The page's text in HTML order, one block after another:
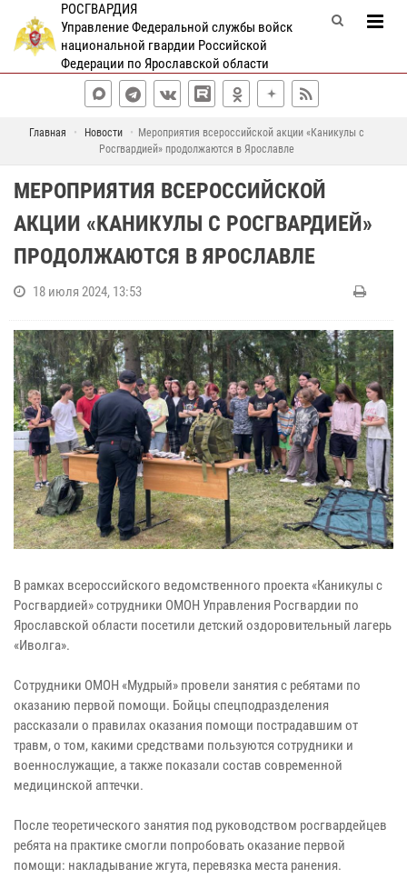
РОСГВАРДИЯ
Управление Федеральной службы войск
национальной гвардии Российской
Федерации по Ярославской области
Главная Новости
Мероприятия всероссийской акции «Каникулы с
Росгвардией» продолжаются в Ярославле
МЕРОПРИЯТИЯ ВСЕРОССИЙСКОЙ
АКЦИИ «КАНИКУЛЫ С РОСГВАРДИЕЙ»
ПРОДОЛЖАЮТСЯ В ЯРОСЛАВЛЕ
18 июля 2024, 13:53
В рамках всероссийского ведомственного проекта «Каникулы с
Росгвардией» сотрудники ОМОН Управления Росгвардии по
Ярославской области посетили детский оздоровительный лагерь
«Иволга».
Сотрудники ОМОН «Мудрый» провели занятия с ребятами по
оказанию первой помощи. Бойцы спецподразделения
рассказали о правилах оказания помощи пострадавшим от
травм, о том, какими средствами пользуются сотрудники и
военнослужащие, а также показали состав современной
медицинской аптечки.
После теоретического занятия под руководством росгвардейцев
ребята на практике смогли попробовать оказание первой
помощи: накладывание жгута, перевязка места ранения.